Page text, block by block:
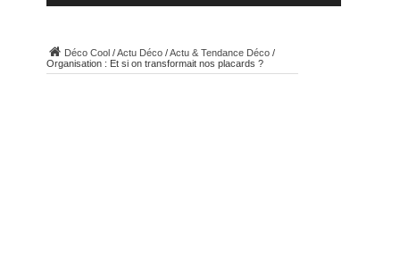
Déco Cool/Actu Déco/Actu & Tendance Déco/
Organisation : Et si on transformait nos placards ?